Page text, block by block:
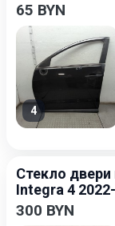
65 BYN
4
Стекло двери
Integra 4
300 BYN